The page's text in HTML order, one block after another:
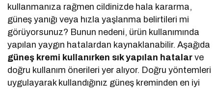
kullanmanıza rağmen cildinizde hala kararma,
güneş yanığı veya hızla yaşlanma belirtileri mi
görüyorsunuz? Bunun nedeni, ürün kullanımında
yapılan yaygın hatalardan kaynaklanabilir. Aşağıda
güneş kremi kullanırken sık yapılan hatalarve
doğru kullanım önerileri yer alıyor. Doğru yöntemleri
uygulayarak kullandığınız güneş kreminden en iyi